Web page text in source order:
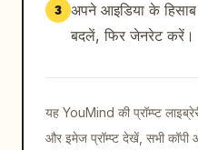
3 अपने आइडिया के
बदलें, फिर जेनरेट करें।
यह YouMind की प्रॉम्प्ट
और इमेज प्रॉम्प्ट देखें, सभी कॉपी